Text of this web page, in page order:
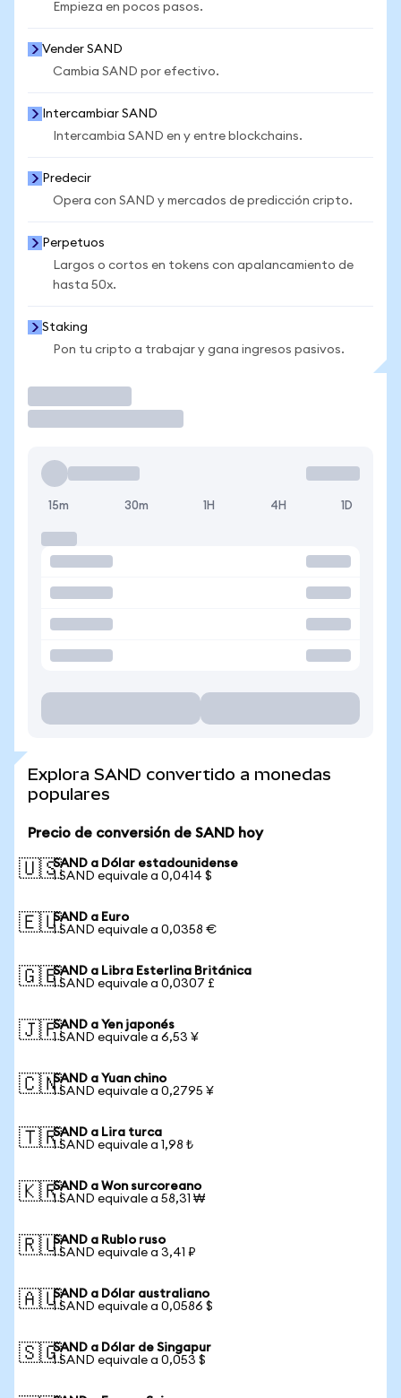
Empieza en pocos pasos.
Vender SAND
Cambia SAND por efectivo.
Intercambiar SAND
Intercambia SAND en y entre blockchains.
Predecir
Opera con SAND y mercados de predicción cripto.
Perpetuos
Largos o cortos en tokens con apalancamiento de
hasta 50x.
Staking
Pon tu cripto a trabajar y gana ingresos pasivos.
15m 30m 1H 4H 1D
Explora SAND convertido a monedas
populares
Precio de conversión de SAND hoy
🇺🇸SAND a Dólar estadounidense
1 SAND equivale a 0,0414 $
🇪🇺SAND a Euro
1 SAND equivale a 0,0358 €
🇬🇧SAND a Libra Esterlina Británica
1 SAND equivale a 0,0307 £
🇯🇵SAND a Yen japonés
1 SAND equivale a 6,53 ¥
🇨🇳SAND a Yuan chino
1 SAND equivale a 0,2795 ¥
🇹🇷SAND a Lira turca
1 SAND equivale a 1,98 ₺
🇰🇷SAND a Won surcoreano
1 SAND equivale a 58,31 ₩
🇷🇺SAND a Rublo ruso
1 SAND equivale a 3,41 ₽
🇦🇺SAND a Dólar australiano
1 SAND equivale a 0,0586 $
🇸🇬SAND a Dólar de Singapur
1 SAND equivale a 0,053 $